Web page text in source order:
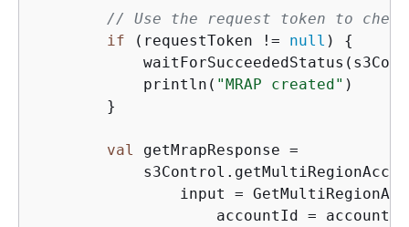
// Use the request token to
if (requestToken != null ) {
            println(
"MRAP created" )
        }
val
getMrapResponse =
input =
accountId =